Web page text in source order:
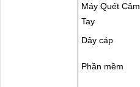
Máy Quét Câm
Tay
Dây cáp
Phần mềm